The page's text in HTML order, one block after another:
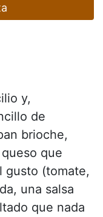
y,
de
brioche,
que
gusto (tomate,
una salsa
que nada